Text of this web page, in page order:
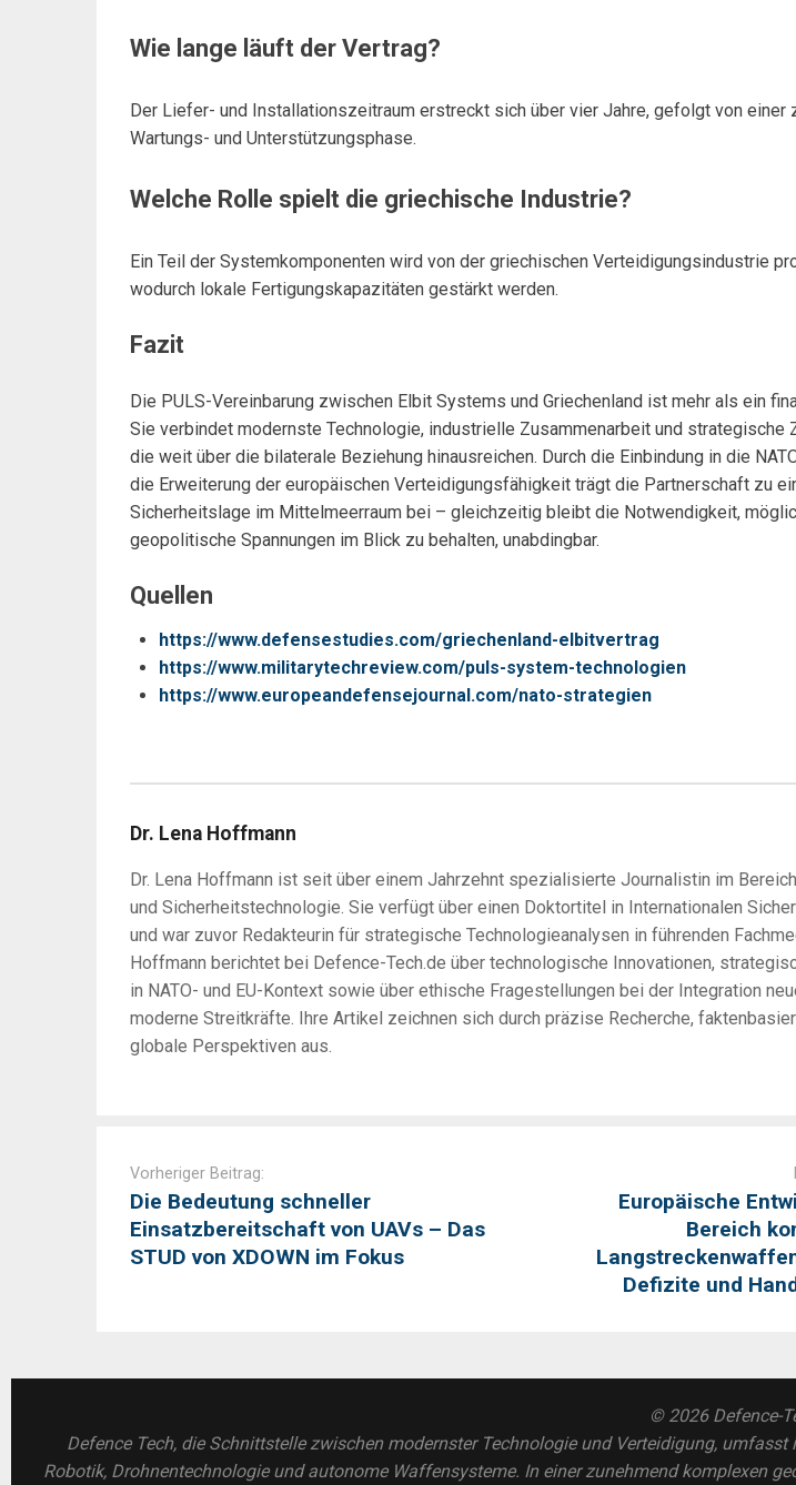
Wie lange läuft der Vertrag?
Der Liefer- und Installationszeitraum erstreckt sich über vier Jahre, gefolgt von einer
Wartungs- und Unterstützungsphase.
Welche Rolle spielt die griechische Industrie?
Ein Teil der Systemkomponenten wird von der griechischen Verteidigungsindustrie
wodurch lokale Fertigungskapazitäten gestärkt werden.
Fazit
Die PULS-Vereinbarung zwischen Elbit Systems und Griechenland ist mehr als ein
Sie verbindet modernste Technologie, industrielle Zusammenarbeit und strategische
die weit über die bilaterale Beziehung hinausreichen. Durch die Einbindung in die
die Erweiterung der europäischen Verteidigungsfähigkeit trägt die Partnerschaft zu
Sicherheitslage im Mittelmeerraum bei – gleichzeitig bleibt die Notwendigkeit,
geopolitische Spannungen im Blick zu behalten, unabdingbar.
Quellen
https://www.defensestudies.com/griechenland-elbitvertrag
https://www.militarytechreview.com/puls-system-technologien
https://www.europeandefensejournal.com/nato-strategien
Dr. Lena Hoffmann
Dr. Lena Hoffmann ist seit über einem Jahrzehnt spezialisierte Journalistin im
und Sicherheitstechnologie. Sie verfügt über einen Doktortitel in Internationalen
und war zuvor Redakteurin für strategische Technologieanalysen in führenden
Hoffmann berichtet bei Defence-Tech.de über technologische Innovationen,
in NATO- und EU-Kontext sowie über ethische Fragestellungen bei der Integration
moderne Streitkräfte. Ihre Artikel zeichnen sich durch präzise Recherche,
globale Perspektiven aus.
navigation
Vorheriger Beitrag:
Die Bedeutung schneller
Einsatzbereitschaft von UAVs – Das
STUD von XDOWN im Fokus
Europäische
Bereich
Defizite und
© 2026 Defence-
Defence Tech, die Schnittstelle zwischen modernster Technologie und Verteidigung,
Robotik, Drohnentechnologie und autonome Waffensysteme. In einer zunehmend komplexen